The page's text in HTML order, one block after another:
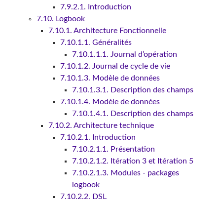
7.9.2.1. Introduction
7.10. Logbook
7.10.1. Architecture Fonctionnelle
7.10.1.1. Généralités
7.10.1.1.1. Journal d’opération
7.10.1.2. Journal de cycle de vie
7.10.1.3. Modèle de données
7.10.1.3.1. Description des champs
7.10.1.4. Modèle de données
7.10.1.4.1. Description des champs
7.10.2. Architecture technique
7.10.2.1. Introduction
7.10.2.1.1. Présentation
7.10.2.1.2. Itération 3 et Itération 5
7.10.2.1.3. Modules - packages
logbook
7.10.2.2. DSL